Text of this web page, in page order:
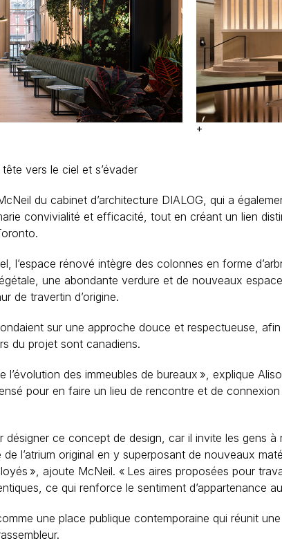
+
vers le ciel et s’évader
du cabinet d’architecture DIALOG, qui a
convivialité et efficacité, tout en créant un lien
l’espace rénové intègre des colonnes en forme
une abondante verdure et de nouveaux
de travertin d’origine.
sur une approche douce et respectueuse,
du projet sont canadiens.
l’évolution des immeubles de bureaux », explique
pour en faire un lieu de rencontre et de
désigner ce concept de design, car il invite les gens
l’atrium original en y superposant de nouveaux
», ajoute McNeil. « Les aires proposées pour
ce qui renforce le sentiment d’appartenance
une place publique contemporaine qui réunit